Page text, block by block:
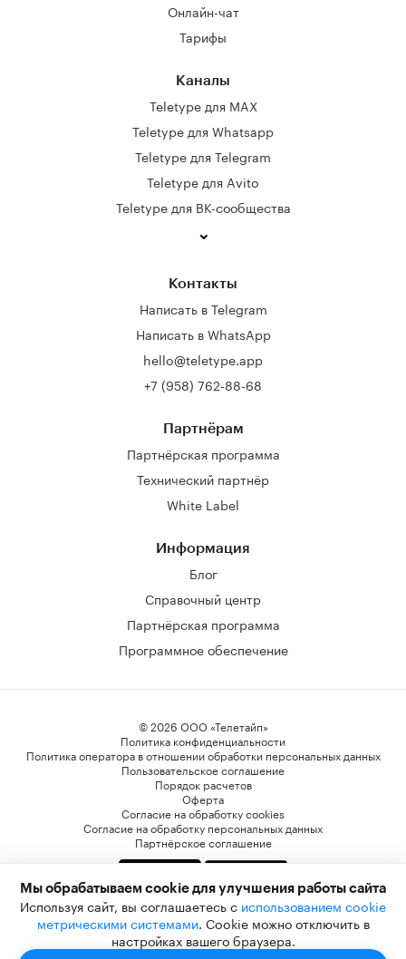
Мы обрабатываем cookie для улучшения работы сайта
Используя сайт, вы соглашаетесь с использованием cookie
метрическими системами. Cookie можно отключить в
настройках вашего браузера.
Онлайн-чат
Тарифы
Каналы
Teletype для MAX
Teletype для Whatsapp
Teletype для Telegram
Teletype для Avito
Teletype для ВК-сообщества
Контакты
Написать в Telegram
Написать в WhatsApp
hello@teletype.app
+7 (958) 762-88-68
Партнёрам
Партнёрская программа
Технический партнёр
White Label
Информация
Блог
Справочный центр
Партнёрская программа
Программное обеспечение
© 2026 ООО «Телетайп»
Политика конфиденциальности
Политика оператора в отношении обработки персональных данных
Пользовательское соглашение
Порядок расчетов
Оферта
Согласие на обработку cookies
Согласие на обработку персональных данных
Партнёрское соглашение
* Компания Meta Platforms Inc. признана экстремистской организацией, и ее
деятельность запрещена на территории РФ. WhatsApp, Facebook и Instagram являются
ее продуктами. Реализация Facebook и Instagram на территории РФ запрещена.